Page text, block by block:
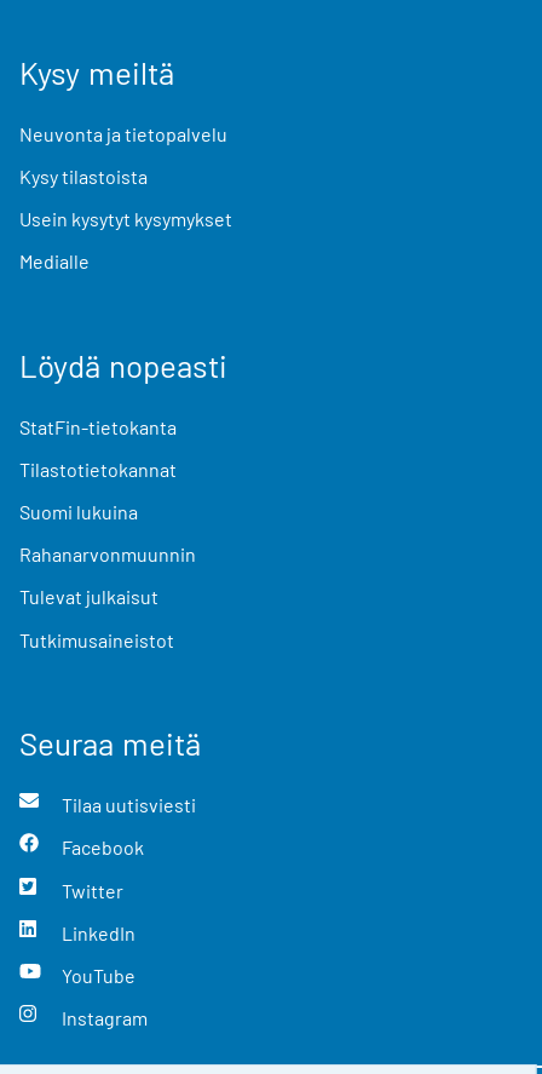
Kysy meiltä
Neuvonta ja tietopalvelu
Kysy tilastoista
Usein kysytyt kysymykset
Medialle
Löydä nopeasti
StatFin-tietokanta
Tilastotietokannat
Suomi lukuina
Rahanarvonmuunnin
Tulevat julkaisut
Tutkimusaineistot
Seuraa meitä
Tilaa uutisviesti
Facebook
Twitter
LinkedIn
YouTube
Instagram